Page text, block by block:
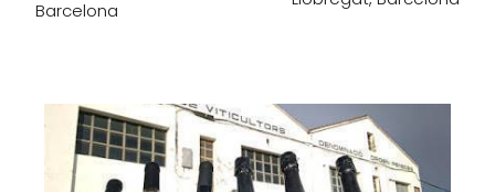
Barcelona